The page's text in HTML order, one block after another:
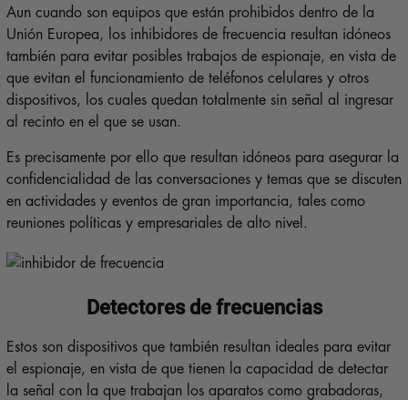
Aun cuando son equipos que están prohibidos dentro de la
Unión Europea, los inhibidores de frecuencia resultan idóneos
también para evitar posibles trabajos de espionaje, en vista de
que evitan el funcionamiento de teléfonos celulares y otros
dispositivos, los cuales quedan totalmente sin señal al ingresar
al recinto en el que se usan.
Es precisamente por ello que resultan idóneos para asegurar la
confidencialidad de las conversaciones y temas que se discuten
en actividades y eventos de gran importancia, tales como
reuniones políticas y empresariales de alto nivel.
Detectores de frecuencias
Estos son dispositivos que también resultan ideales para evitar
el espionaje, en vista de que tienen la capacidad de detectar
la señal con la que trabajan los aparatos como grabadoras,